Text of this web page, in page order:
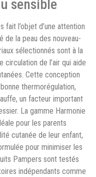
sensible
fait l’objet d’une attention
la peau des nouveau-
sélectionnés sont à la
de l’air qui aide
Cette conception
thermorégulation,
un facteur important
La gamme Harmonie
pour les parents
cutanée de leur enfant,
pour minimiser les
Pampers sont testés
indépendants comme